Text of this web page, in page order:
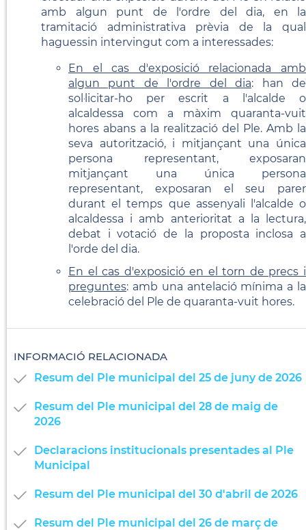
amb algun punt de l'ordre del dia, en la
tramitació administrativa prèvia de la qual
haguessin intervingut com a interessades:
En el cas d'exposició relacionada amb
algun punt de l'ordre del dia: han de
sol·licitar-ho per escrit a l'alcalde o
alcaldessa com a màxim quaranta-vuit
hores abans a la realització del Ple. Amb la
seva autorització, i mitjançant una única
persona representant, exposaran
mitjançant una única persona
representant, exposaran el seu parer
durant el temps que assenyali l'alcalde o
alcaldessa i amb anterioritat a la lectura,
debat i votació de la proposta inclosa a
l'orde del dia.
En el cas d'exposició en el torn de precs i
preguntes: amb una antelació mínima a la
celebració del Ple de quaranta-vuit hores.
INFORMACIÓ RELACIONADA
Resum del Ple municipal del 25 de juny de 2026
Resum del Ple municipal del 28 de maig de
2026
Declaracions institucionals presentades al Ple
Municipal
Resum del Ple municipal del 30 d'abril de 2026
Resum del Ple municipal del 26 de març de